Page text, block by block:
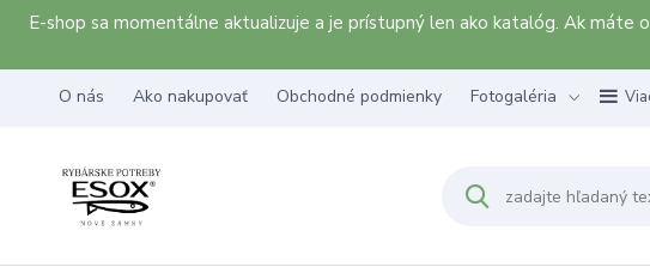
E-shop sa momentálne aktualizuje a je prístupný len ako katalóg. Ak
O nás Ako nakupovať Obchodné podmienky Fotogaléria